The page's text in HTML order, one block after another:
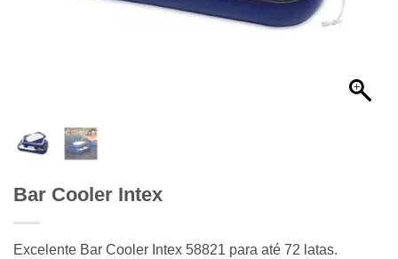
Bar Cooler Intex
Excelente Bar Cooler Intex 58821 para até 72 latas.